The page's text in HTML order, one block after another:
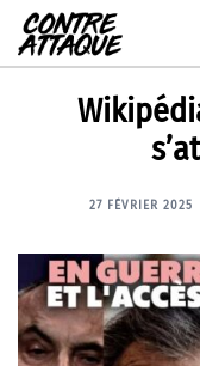
Aller
au
contenu
27 FÉVRIER 2025